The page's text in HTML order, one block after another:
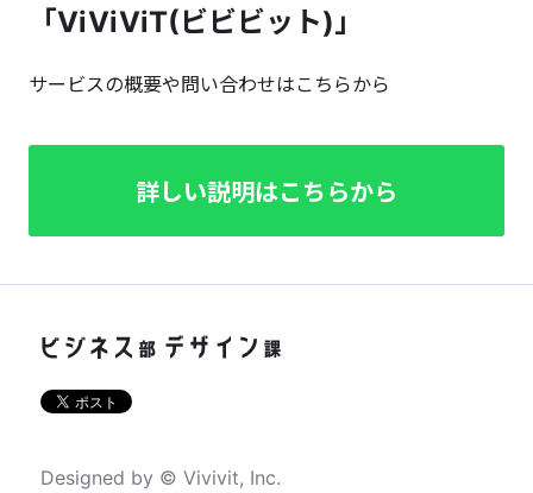
「ViViViT(ビビビット)」
サービスの概要や問い合わせはこちらから
詳しい説明はこちらから
Designed by © Vivivit, Inc.